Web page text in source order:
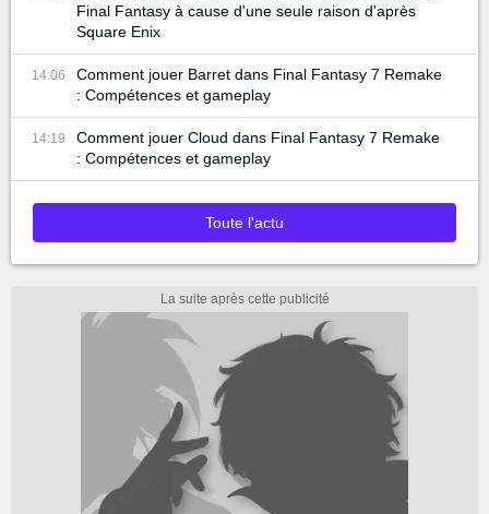
Final Fantasy à cause d'une seule raison d'après
Square Enix
14:06
Comment jouer Barret dans Final Fantasy 7 Remake
: Compétences et gameplay
14:19
Comment jouer Cloud dans Final Fantasy 7 Remake
: Compétences et gameplay
Toute l'actu